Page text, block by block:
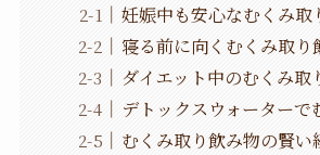
妊娠中も安心なむくみ取
寝る前に向くむくみ取り
ダイエット中のむくみ取
デトックスウォーターで
むくみ取り飲み物の賢い